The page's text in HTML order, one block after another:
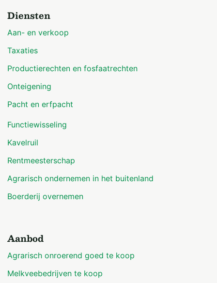
Diensten
Aan- en verkoop
Taxaties
Productierechten en fosfaatrechten
Onteigening
Pacht en erfpacht
Functiewisseling
Kavelruil
Rentmeesterschap
Agrarisch ondernemen in het buitenland
Boerderij overnemen
Aanbod
Agrarisch onroerend goed te koop
Melkveebedrijven te koop